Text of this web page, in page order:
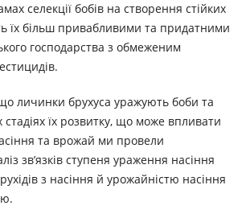
селекції бобів на створення стійких
їх більш привабливими та придатними
господарства з обмеженим
личинки брухуса уражують боби та
стадіях їх розвитку, що може впливати
та врожай ми провели
зв’язків ступеня ураження насіння
з насіння й урожайністю насіння